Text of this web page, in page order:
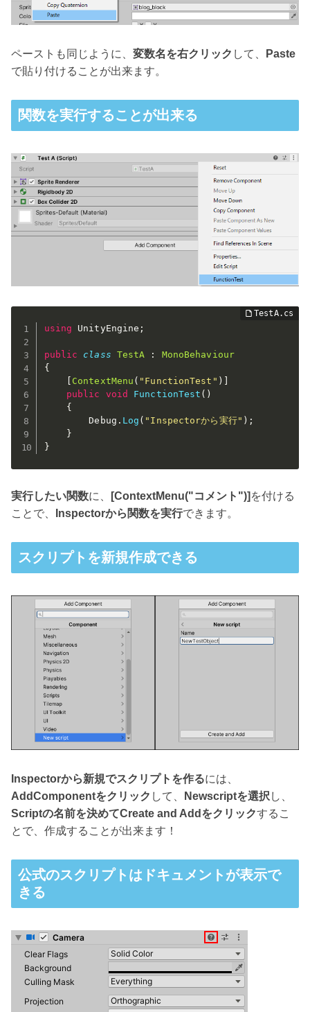
ペーストも同じように、 変数名を右クリック して、
Paste
で貼り付けることが出来ます。
関数を実行することが出来る
using UnityEngine ;
public class TestA :
MonoBehaviour
{
ContextMenu ( "FunctionTest" )
public
void FunctionTest ( )
{
        Debug
. Log ( "Inspectorから実行" ) ;
}
}
実行したい関数に、 [ContextMenu("コメント")] を付ける
ことで、
Inspectorから関数を実行できます。
スクリプトを新規作成できる
Inspectorから新規でスクリプトを作るには、
AddComponentをクリック して、 Newscriptを選択 し、
Scriptの名前を決めてCreate and Addをクリックするこ
とで、作成することが出来ます！
公式のスクリプトはドキュメントが表示で
きる